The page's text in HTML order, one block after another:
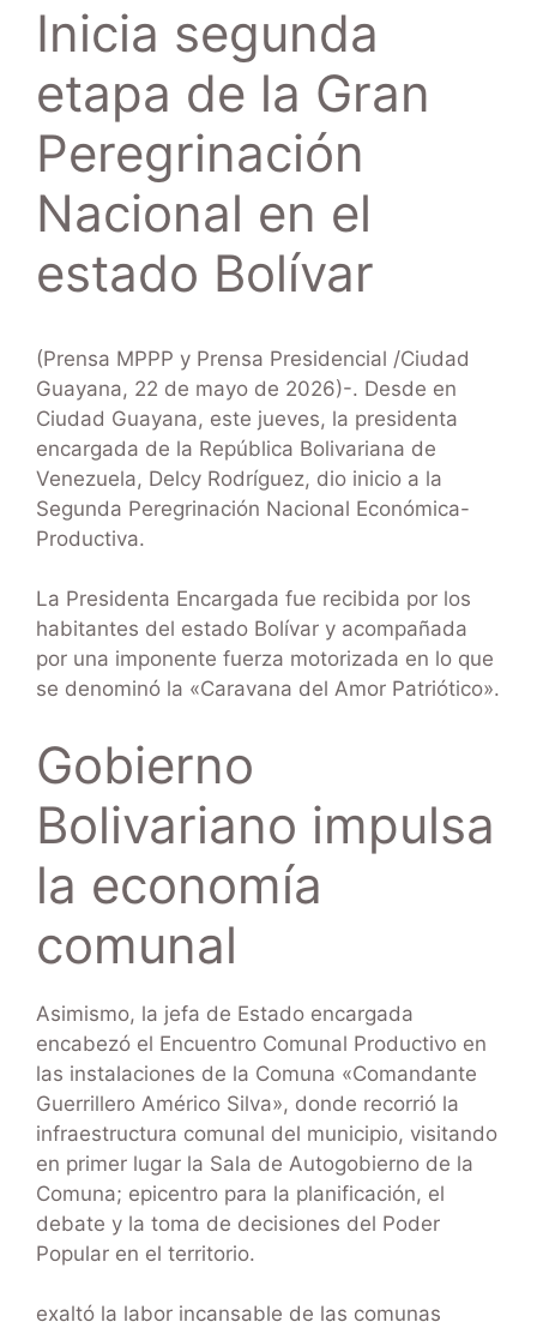
Inicia segunda
etapa de la Gran
Peregrinación
Nacional en el
estado Bolívar
(Prensa MPPP y Prensa Presidencial /Ciudad
Guayana, 22 de mayo de 2026)-. Desde en
Ciudad Guayana, este jueves, la presidenta
encargada de la República Bolivariana de
Venezuela, Delcy Rodríguez, dio inicio a la
Segunda Peregrinación Nacional Económica-
Productiva.
La Presidenta Encargada fue recibida por los
habitantes del estado Bolívar y acompañada
por una imponente fuerza motorizada en lo que
se denominó la «Caravana del Amor Patriótico».
Gobierno
Bolivariano impulsa
la economía
comunal
Asimismo, la jefa de Estado encargada
encabezó el Encuentro Comunal Productivo en
las instalaciones de la Comuna «Comandante
Guerrillero Américo Silva», donde recorrió la
infraestructura comunal del municipio, visitando
en primer lugar la Sala de Autogobierno de la
Comuna; epicentro para la planificación, el
debate y la toma de decisiones del Poder
Popular en el territorio.
exaltó la labor incansable de las comunas